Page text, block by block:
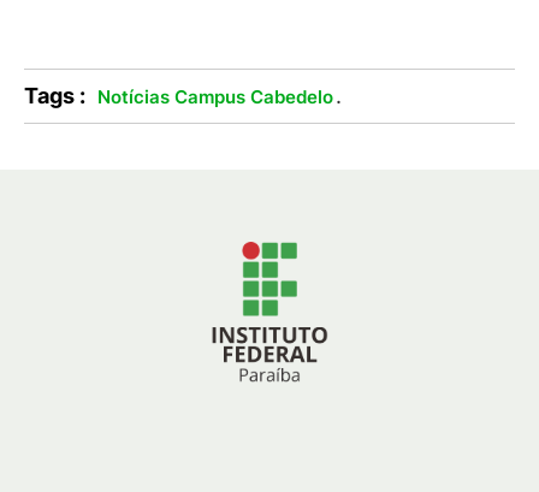
Tags : Notícias Campus Cabedelo.